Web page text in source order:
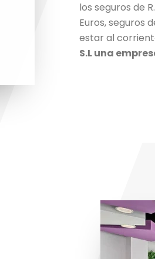
los seguros de
Euros, seguros
estar al
S.L una